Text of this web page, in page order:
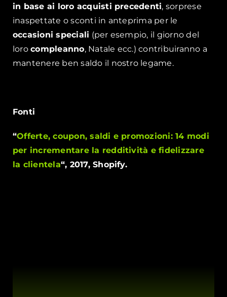
in base ai loro acquisti precedenti, sorprese
inaspettate o sconti in anteprima per le
occasioni speciali (per esempio, il giorno del
lorocompleanno, Natale ecc.) contribuiranno a
mantenere ben saldo il nostro legame.
Fonti
“Offerte, coupon, saldi e promozioni: 14 modi
per incrementare la redditività e fidelizzare
la clientela“, 2017, Shopify.